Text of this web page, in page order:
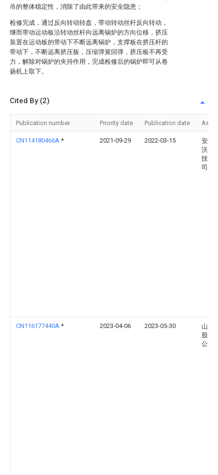
吊的整体稳定性，消除了由此带来的安全隐患；
检修完成，通过反向转动转盘，带动转动丝杆反向转动，
继而带动运动板沿转动丝杆向远离锅炉的方向位移，挤压
装置在运动板的带动下不断远离锅炉，支撑板在挤压杆的
带动下，不断远离挤压板，压缩弹簧回弹，挤压板不再受
力，解除对锅炉的夹持作用，完成检修后的锅炉即可从卷
扬机上取下。
Cited By (2)
Publication number Priority date Publication date
CN114180466A * 2021-09-29 2022-03-15
安徽
沃包
技有
司
CN116177440A * 2023-04-06 2023-05-30
山东
股份
公司